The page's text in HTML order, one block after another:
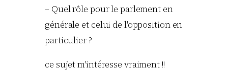
– Quel rôle pour le parlement en
générale et celui de l'opposition en
particulier ?
ce sujet m'intéresse vraiment !!